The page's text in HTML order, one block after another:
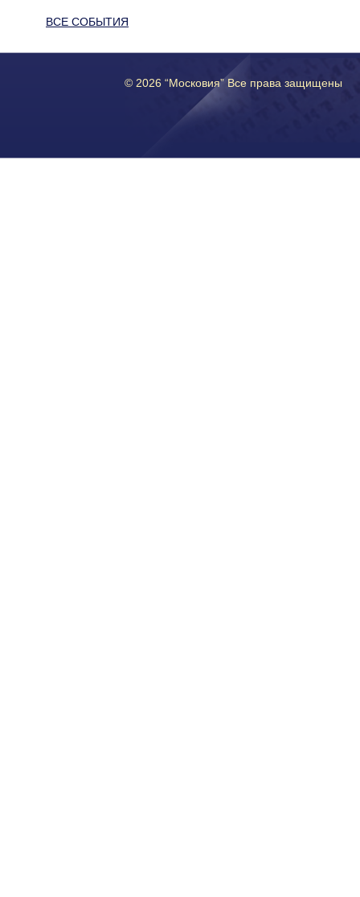
ВСЕ СОБЫТИЯ
© 2026 “Московия” Все права защищены